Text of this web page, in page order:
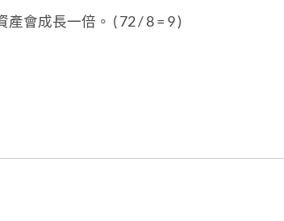
會成長一倍。 ( 72 / 8 = 9 )